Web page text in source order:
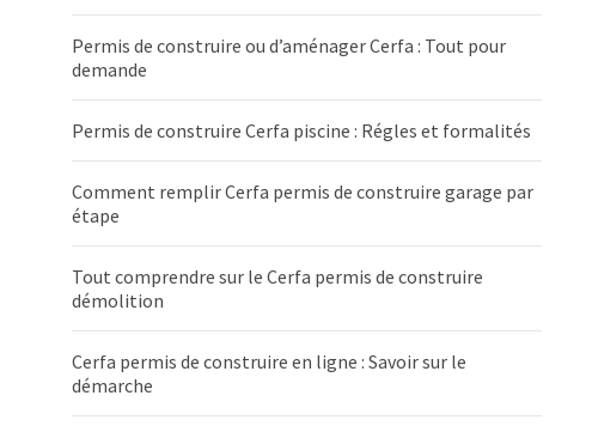
Permis de construire ou d’aménager Cerfa : Tout pour
demande
Permis de construire Cerfa piscine : Régles et formalités
Comment remplir Cerfa permis de construire garage par
étape
Tout comprendre sur le Cerfa permis de construire
démolition
Cerfa permis de construire en ligne : Savoir sur le
démarche